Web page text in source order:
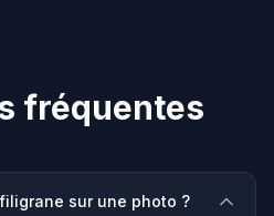
fréquentes
sur une photo ?